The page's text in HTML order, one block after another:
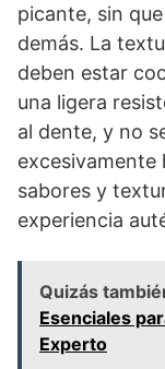
picante, sin
demás. La
deben estar
una ligera
al dente, y no
excesivamente
sabores y
experiencia
Quizás
Esenciales
Experto